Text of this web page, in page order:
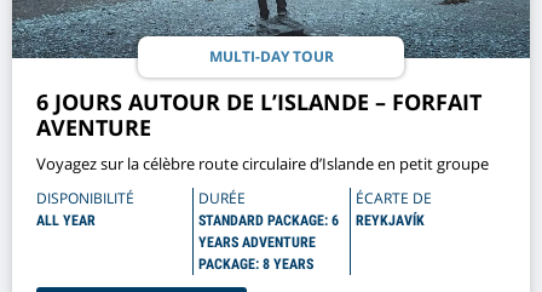
MULTI-DAY TOUR
6 JOURS AUTOUR DE L’ISLANDE – FORFAIT
AVENTURE
Voyagez sur la célèbre route circulaire d’Islande en petit groupe
DISPONIBILITÉ
ALL YEAR
DURÉE
STANDARD PACKAGE: 6
YEARS ADVENTURE
PACKAGE: 8 YEARS
ÉCARTE DE
REYKJAVÍK